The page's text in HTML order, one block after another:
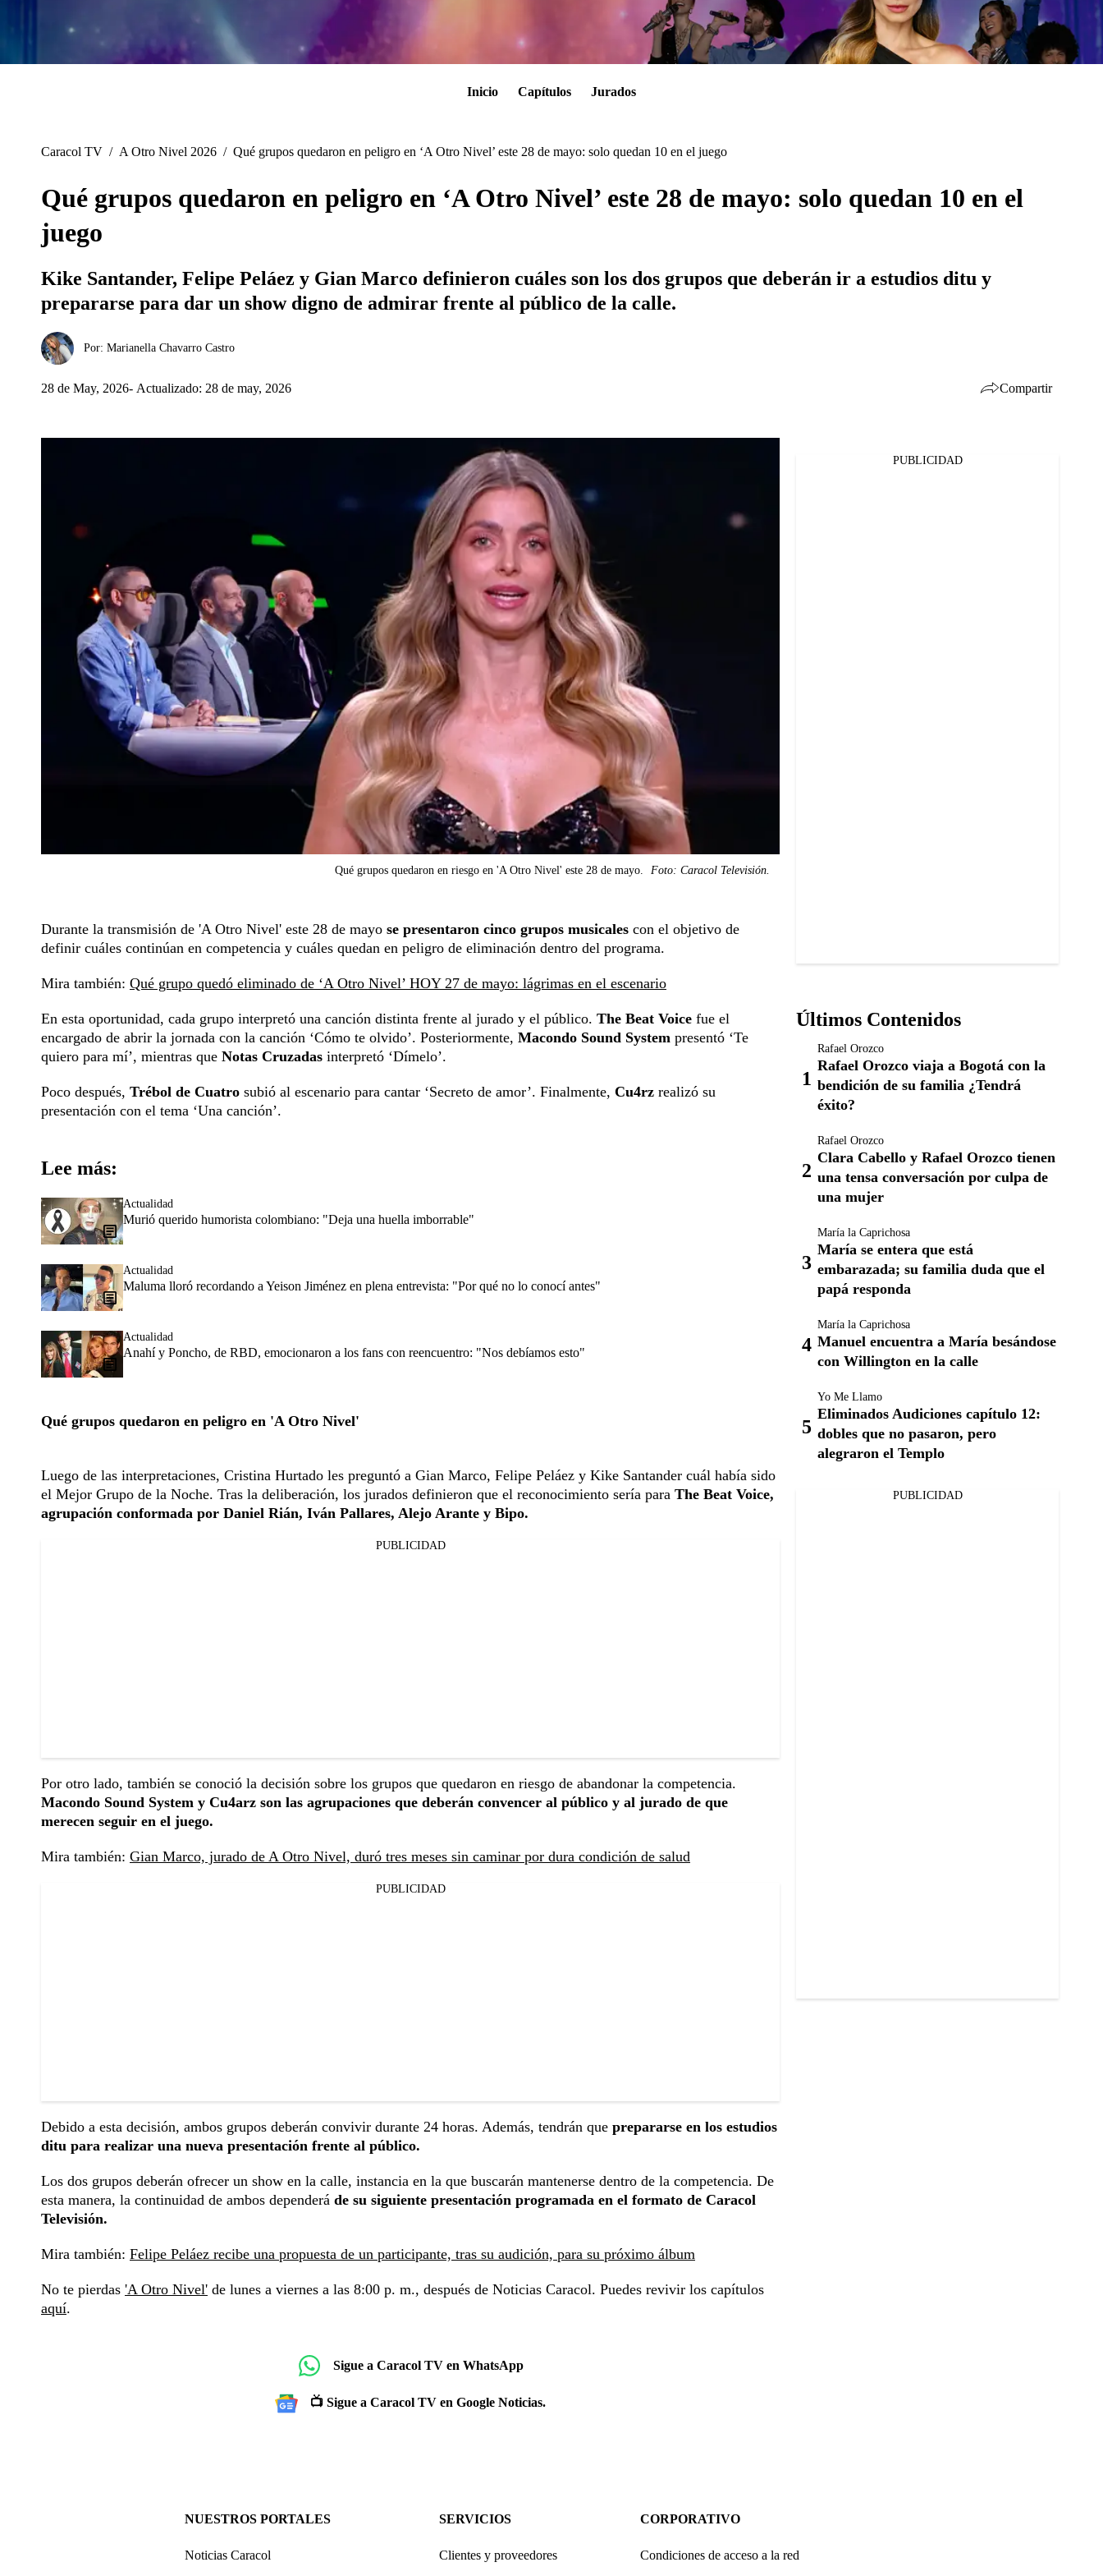
Inicio Capítulos Jurados
Caracol TV / A Otro Nivel 2026 / Qué grupos quedaron en peligro en ‘A Otro Nivel’ este 28 de mayo: solo quedan 10 en el juego
Qué grupos quedaron en peligro en ‘A Otro Nivel’ este 28 de mayo: solo quedan 10 en el
juego
Kike Santander, Felipe Peláez y Gian Marco definieron cuáles son los dos grupos que deberán ir a estudios ditu y
prepararse para dar un show digno de admirar frente al público de la calle.
Por: Marianella Chavarro Castro
28 de May, 2026 Actualizado: 28 de may, 2026 Compartir
Qué grupos quedaron en riesgo en 'A Otro Nivel' este 28 de mayo. Foto: Caracol Televisión.
Durante la transmisión de 'A Otro Nivel' este 28 de mayo se presentaron cinco grupos musicales con el objetivo de
definir cuáles continúan en competencia y cuáles quedan en peligro de eliminación dentro del programa.
Mira también: Qué grupo quedó eliminado de ‘A Otro Nivel’ HOY 27 de mayo: lágrimas en el escenario
En esta oportunidad, cada grupo interpretó una canción distinta frente al jurado y el público. The Beat Voice fue el
encargado de abrir la jornada con la canción ‘Cómo te olvido’. Posteriormente, Macondo Sound System presentó ‘Te
quiero para mí’, mientras que Notas Cruzadas interpretó ‘Dímelo’.
Poco después, Trébol de Cuatro subió al escenario para cantar ‘Secreto de amor’. Finalmente, Cu4rz realizó su
presentación con el tema ‘Una canción’.
Lee más:
Actualidad
Murió querido humorista colombiano: "Deja una huella imborrable"
Actualidad
Maluma lloró recordando a Yeison Jiménez en plena entrevista: "Por qué no lo conocí antes"
Actualidad
Anahí y Poncho, de RBD, emocionaron a los fans con reencuentro: "Nos debíamos esto"
Qué grupos quedaron en peligro en 'A Otro Nivel'
Luego de las interpretaciones, Cristina Hurtado les preguntó a Gian Marco, Felipe Peláez y Kike Santander cuál había sido
el Mejor Grupo de la Noche. Tras la deliberación, los jurados definieron que el reconocimiento sería para The Beat Voice,
agrupación conformada por Daniel Rián, Iván Pallares, Alejo Arante y Bipo.
PUBLICIDAD
Por otro lado, también se conoció la decisión sobre los grupos que quedaron en riesgo de abandonar la competencia.
Macondo Sound System y Cu4arz son las agrupaciones que deberán convencer al público y al jurado de que
merecen seguir en el juego.
Mira también: Gian Marco, jurado de A Otro Nivel, duró tres meses sin caminar por dura condición de salud
PUBLICIDAD
Debido a esta decisión, ambos grupos deberán convivir durante 24 horas. Además, tendrán que prepararse en los estudios
ditu para realizar una nueva presentación frente al público.
Los dos grupos deberán ofrecer un show en la calle, instancia en la que buscarán mantenerse dentro de la competencia. De
esta manera, la continuidad de ambos dependerá de su siguiente presentación programada en el formato de Caracol
Televisión.
Mira también: Felipe Peláez recibe una propuesta de un participante, tras su audición, para su próximo álbum
No te pierdas 'A Otro Nivel' de lunes a viernes a las 8:00 p. m., después de Noticias Caracol. Puedes revivir los capítulos
aquí.
Sigue a Caracol TV en WhatsApp
📺 Sigue a Caracol TV en Google Noticias.
PUBLICIDAD
Últimos Contenidos
Rafael Orozco
Rafael Orozco viaja a Bogotá con la
bendición de su familia ¿Tendrá
éxito?
Rafael Orozco
Clara Cabello y Rafael Orozco tienen
una tensa conversación por culpa de
una mujer
María la Caprichosa
María se entera que está
embarazada; su familia duda que el
papá responda
María la Caprichosa
Manuel encuentra a María besándose
con Willington en la calle
Yo Me Llamo
Eliminados Audiciones capítulo 12:
dobles que no pasaron, pero
alegraron el Templo
PUBLICIDAD
NUESTROS PORTALES
Noticias Caracol
SERVICIOS
Clientes y proveedores
CORPORATIVO
Condiciones de acceso a la red